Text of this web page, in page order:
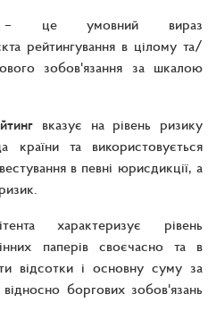
умовний вираз
рейтингування в цілому та/
зобов'язання за шкалою
вказує на рівень ризику
країни та використовується
в певні юрисдикції, а
характеризує рівень
паперів своєчасно та в
відсотки і основну суму за
боргових зобов'язань